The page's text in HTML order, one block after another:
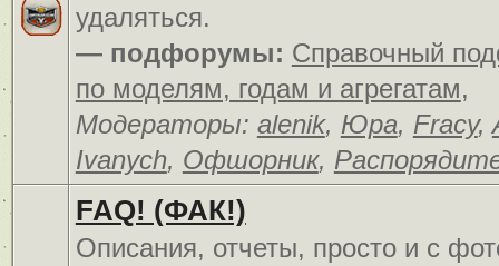
удаляться.
— подфорумы: Справочный
по моделям, годам и агрегатам,
Модераторы: alenik, Юра, Fracy,
Ivanych, Офшорник,
FAQ! (ФАК!)
Описания, отчеты, просто и c